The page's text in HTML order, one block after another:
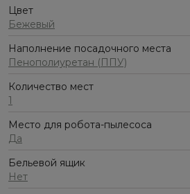
Цвет
Бежевый
Наполнение посадочного места
Пенополиуретан (ППУ)
Количество мест
1
Место для робота-пылесоса
Да
Бельевой ящик
Нет